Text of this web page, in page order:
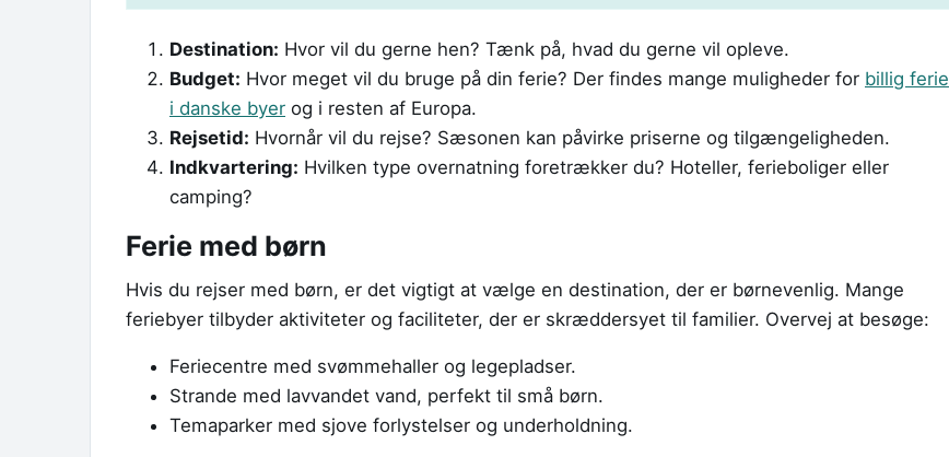
Destination: Hvor vil du gerne hen? Tænk på, hvad du gerne vil opleve.
Budget: Hvor meget vil du bruge på din ferie? Der findes mange muligheder for billig ferie
i danske byer og i resten af Europa.
Rejsetid: Hvornår vil du rejse? Sæsonen kan påvirke priserne og tilgængeligheden.
Indkvartering: Hvilken type overnatning foretrækker du? Hoteller, ferieboliger eller
camping?
Ferie med børn
Hvis du rejser med børn, er det vigtigt at vælge en destination, der er børnevenlig. Mange
feriebyer tilbyder aktiviteter og faciliteter, der er skræddersyet til familier. Overvej at besøge:
Feriecentre med svømmehaller og legepladser.
Strande med lavvandet vand, perfekt til små børn.
Temaparker med sjove forlystelser og underholdning.